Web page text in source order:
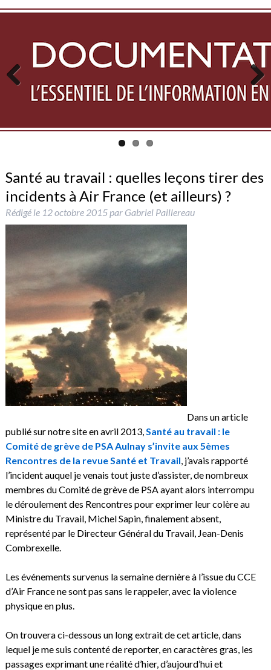
Previous Next
Santé au travail : quelles leçons tirer des
incidents à Air France (et ailleurs) ?
Rédigé le 12 octobre 2015par Gabriel Paillereau
Dans un article
publié sur notre site en avril 2013, Santé au travail : le
Comité de grève de PSA Aulnay s’invite aux 5èmes
Rencontres de la revue Santé et Travail , j’avais rapporté
l’incident auquel je venais tout juste d’assister, de nombreux
membres du Comité de grève de PSA ayant alors interrompu
le déroulement des Rencontres pour exprimer leur colère au
Ministre du Travail, Michel Sapin, finalement absent,
représenté par le Directeur Général du Travail, Jean-Denis
Combrexelle.
Les événements survenus la semaine dernière à l’issue du CCE
d’Air France ne sont pas sans le rappeler, avec la violence
physique en plus.
On trouvera ci-dessous un long extrait de cet article, dans
lequel je me suis contenté de reporter, en caractères gras, les
passages exprimant une réalité d’hier, d’aujourd’hui et